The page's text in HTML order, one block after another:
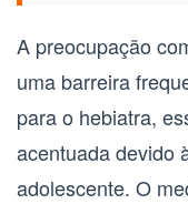
A preocupação
uma barreira
para o hebiatra,
acentuada devido
adolescente. O